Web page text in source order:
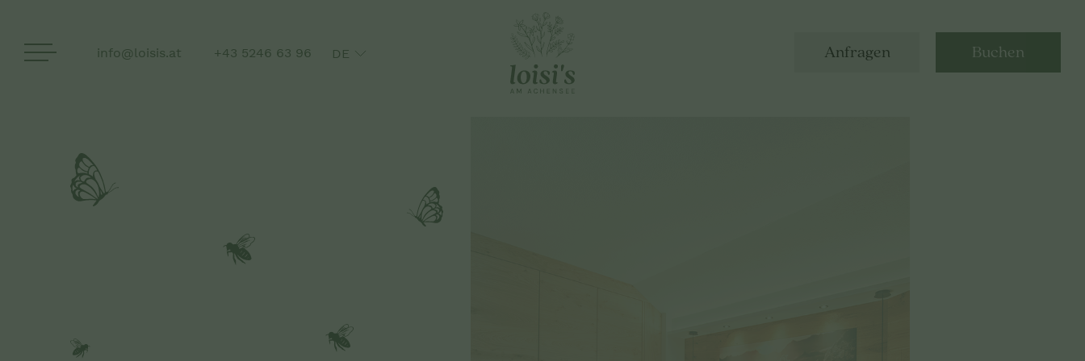
Anfragen Buchen
info@loisis.at +43 5246 63 96
DE